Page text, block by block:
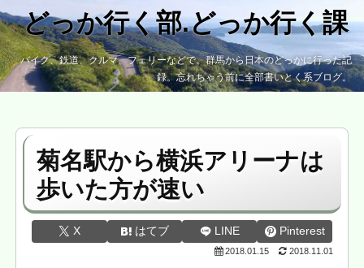
どっか行く部.どっか行く課
バイク、鉄道、クルマ、フェリーなどで、群馬から日本のどっかに行った記
録。忘れちゃう前に全部書いとく系ブログ。
菊名駅から横浜アリーナは
歩いた方が速い
X はてブ LINE Pinterest
2018.01.15 2018.11.01